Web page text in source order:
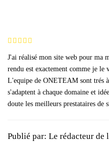
J'ai réalisé mon site web pour ma
rendu est exactement comme je le
L'equipe de ONETEAM sont trés
s'adaptent à chaque domaine et
doute les meilleurs prestataires de
Publié par: Le rédacteur de